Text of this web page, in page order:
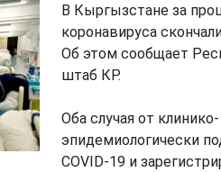
В Кыргызстане за
коронавируса
Об этом сообщает
штаб КР.
Оба случая от клинико-
эпидемиологически
COVID-19 и